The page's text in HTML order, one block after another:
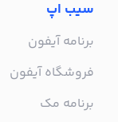
سیب اپ
برنامه آیفون
فروشگاه آیفون
برنامه مک